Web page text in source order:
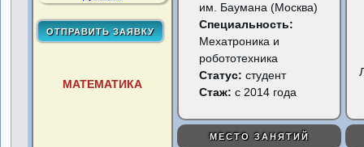
МАТЕМАТИКА
им. Баумана (Москва)
Специальность:
Мехатроника и
робототехника
Статус:студент
Стаж: с 2014 года
МЕСТО ЗАНЯТИЙ